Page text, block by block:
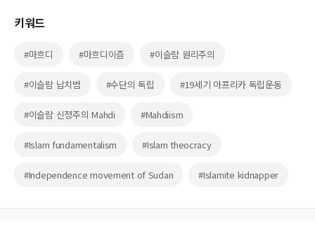
키워드
#마흐디 #마흐디이즘 #이슬람 원리주의
#이슬람 납치범 #수단의 독립 #19세기 아프리카 독립운동
#이슬람 신정주의 Mahdi #Mahdiism
#Islam fundamentalism #Islam theocracy
#Independence movement of Sudan #Islamite kidnapper